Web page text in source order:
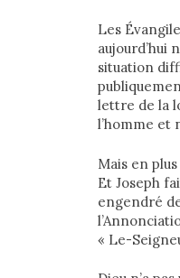
Les
aujourd’hui
situation
lettre de la
l’homme et
Mais en
Et Joseph
engendré
« Le-